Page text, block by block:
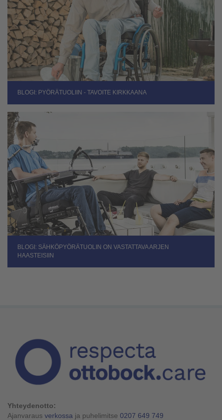
BLOGI: PYÖRÄTUOLIIN - TAVOITE KIRKKAANA
BLOGI: SÄHKÖPYÖRÄTUOLIN ON VASTATTAVA ARJEN
HAASTEISIIN
Yhteydenotto:
Ajanvaraus verkossa ja puhelimitse 0207 649 749